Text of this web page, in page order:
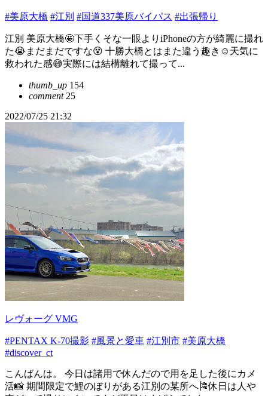
#美原大橋 #江別 #国道337美原バイパス #出張帰り
江別 美原大橋🤩下手くそな一眼よりiPhoneの方が綺麗に撮れ
た😭まだまだですな😵 十勝大橋とはまた違う趣き☺️天気に
救われた感😅実際には結構離れて撮って...
thumb_up 154
comment25
2022/07/25 21:32
レヴォーグ VMG
#PENTAX K-70撮影 #風景と愛車 #江別市 #美原大橋
#discover_ct
こんばんは。 今日は諸用で休んだので用を足した後にカメ
活📸 期間限定で鯉のぼりがある江別の某所へ🎏休日は人や